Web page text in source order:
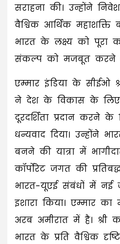
सराहना की। उन्होंने
वैश्विक आर्थिक
भारत के लक्ष्य को पूरा
संकल्प को मजबूत करने
एम्मार इंडिया के सीईओ
ने देश के विकास के लिए
दूरदर्शिता प्रदान करने के
धन्यवाद दिया। उन्होंने
बनने की यात्रा में
कॉर्पोरेट जगत की
भारत-यूएई संबंधों में नई
इशारा किया। एम्मार
अरब अमीरात में है। श्री
भारत के प्रति वैश्विक